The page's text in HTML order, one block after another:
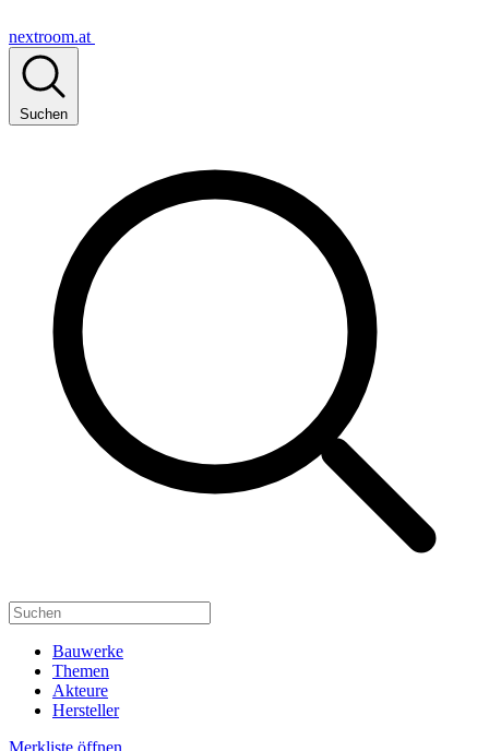
nextroom.at
Suchen
Bauwerke
Themen
Akteure
Hersteller
Merkliste öffnen